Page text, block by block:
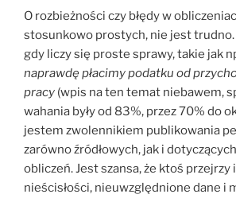
O rozbieżności czy błędy w
stosunkowo prostych, nie jest
gdy liczy się proste sprawy, takie jak
naprawdę płacimy podatku od
pracy (wpis na ten temat niebawem,
wahania były od 83%, przez 70% do
jestem zwolennikiem publikowania
zarówno źródłowych, jak i
obliczeń. Jest szansa, że ktoś przejrzy
nieścisłości, nieuwzględnione dane i